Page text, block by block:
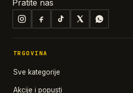
Pratite nas
TRGOVINA
Sve kategorije
Akcije i popusti